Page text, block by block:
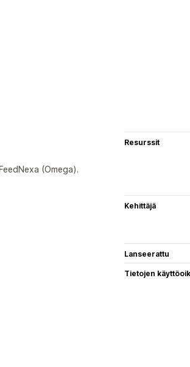
(Omega).
Resurssit
Kehittäjä
Lanseerattu
Tietojen